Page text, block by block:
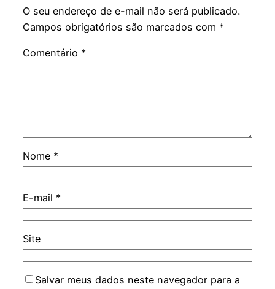
O seu endereço de e-mail não será publicado.
Campos obrigatórios são marcados com *
Comentário *
Nome *
E-mail *
Site
Salvar meus dados neste navegador para a